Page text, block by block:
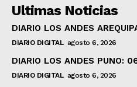
Ultimas Noticias
DIARIO LOS ANDES
DIARIO DIGITAL agosto 6, 2026
DIARIO LOS ANDES PUNO:
DIARIO DIGITAL agosto 6, 2026